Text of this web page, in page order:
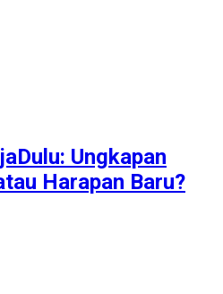
Ungkapan
Harapan Baru?